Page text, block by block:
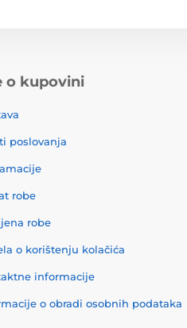
o kupovini
poslovanja
robe
robe
o korištenju kolačića
informacije
o obradi osobnih podataka